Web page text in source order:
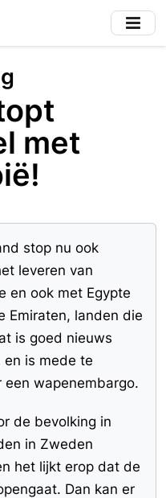
met
stop nu ook
leveren van
en ook met Egypte
Emiraten, landen die
is goed nieuws
en is mede te
wapenembargo.
de bevolking in
in Zweden
het lijkt erop dat de
Dan kan er